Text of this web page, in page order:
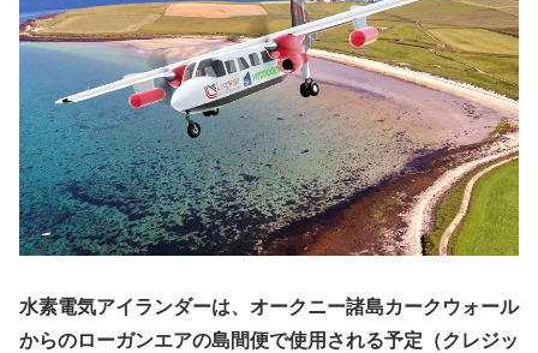
水素電気アイランダーは、オークニー諸島カークウォール
からのローガンエアの島間便で使用される予定（クレジッ